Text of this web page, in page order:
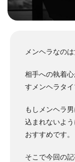
メンヘラなの
相手への執着
すメンヘラタイ
もしメンヘラ
込まれないよ
おすすめです。
そこで今回の記